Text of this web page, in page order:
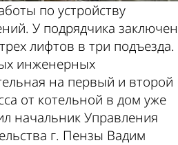
по устройству
У подрядчика заключен
лифтов в три подъезда.
инженерных
на первый и второй
от котельной в дом уже
начальник Управления
г. Пензы Вадим